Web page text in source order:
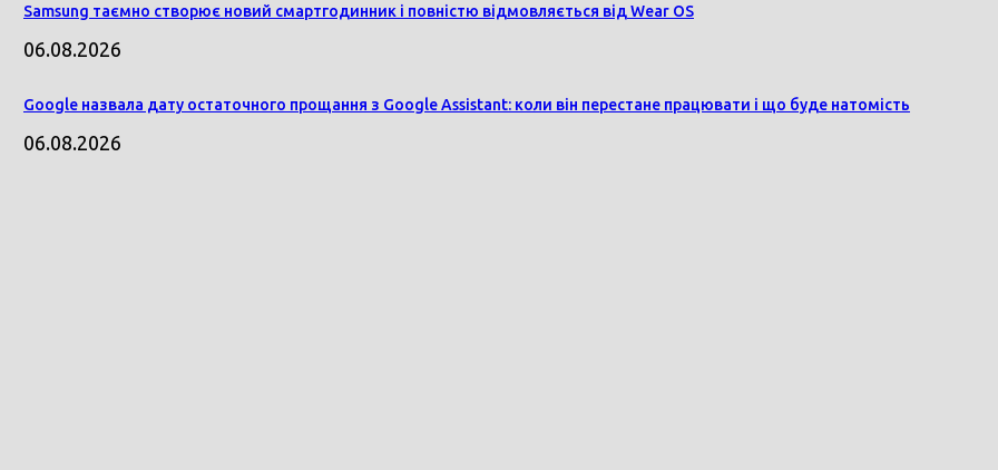
Samsung таємно створює новий смартгодинник і повністю відмовляється від Wear OS
06.08.2026
Google назвала дату остаточного прощання з Google Assistant: коли він перестане працювати і що буде натомість
06.08.2026